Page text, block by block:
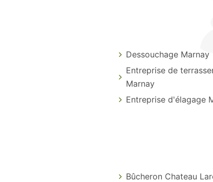
Dessouchage Marnay
Entreprise de
Marnay
Entreprise d'élagage
Bûcheron Chateau